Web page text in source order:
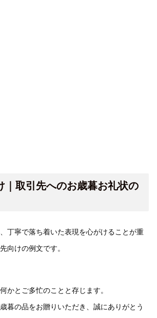
｜取引先へのお歳暮お礼状の
丁寧で落ち着いた表現を心がけることが重
向けの例文です。
かとご多忙のことと存じます。
暮の品をお贈りいただき、誠にありがとう